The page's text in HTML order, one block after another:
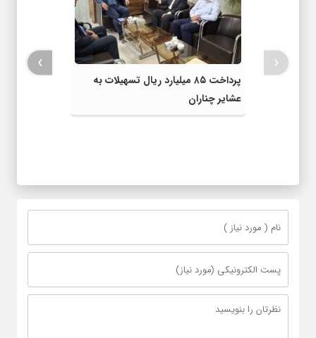
پرداخت ۸۵ میلیارد ریال تسهیلات به
عشایر چناران
‹
›